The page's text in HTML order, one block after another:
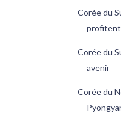
Corée du
profitent
Corée du
avenir
Corée du